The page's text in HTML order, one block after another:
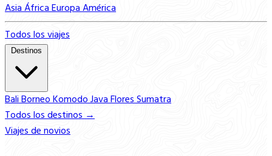
AsiaÁfricaEuropaAmérica
Todos los viajes
BaliBorneoKomodoJavaFloresSumatra
Todos los destinos →
Viajes de novios